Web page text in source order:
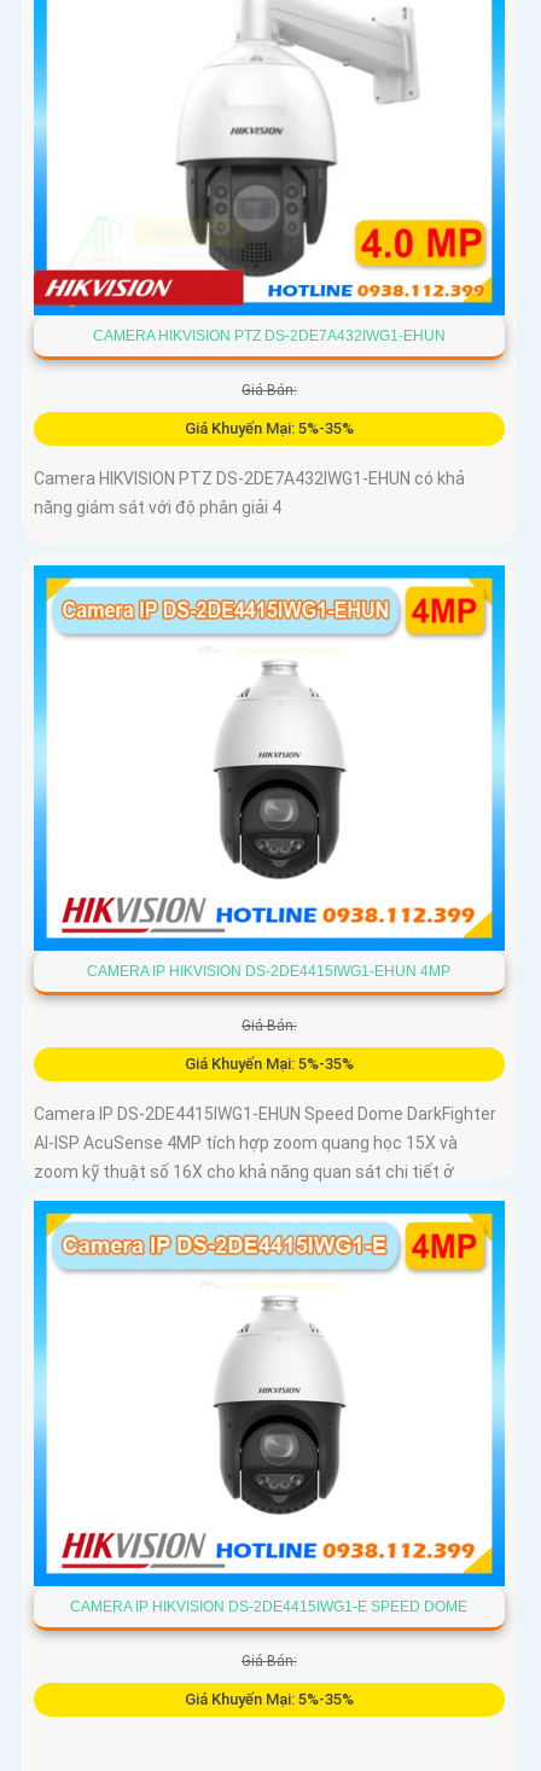
CAMERA HIKVISION PTZ DS-2DE7A432IWG1-EHUN
Giá Bán:
Giá Khuyến Mại: 5%-35%
Camera HIKVISION PTZ DS-2DE7A432IWG1-EHUN có khả
năng giám sát với độ phân giải 4
CAMERA IP HIKVISION DS-2DE4415IWG1-EHUN 4MP
Giá Bán:
Giá Khuyến Mại: 5%-35%
Camera IP DS-2DE4415IWG1-EHUN Speed Dome DarkFighter
AI-ISP AcuSense 4MP tích hợp zoom quang học 15X và
zoom kỹ thuật số 16X cho khả năng quan sát chi tiết ở
khoảng cách xa, AI AcuSense nhận diện người và phương
tiện hỗ trợ chụp đồng thời tối đa 5 khuôn mặt
CAMERA IP HIKVISION DS-2DE4415IWG1-E SPEED DOME
Giá Bán:
Giá Khuyến Mại: 5%-35%